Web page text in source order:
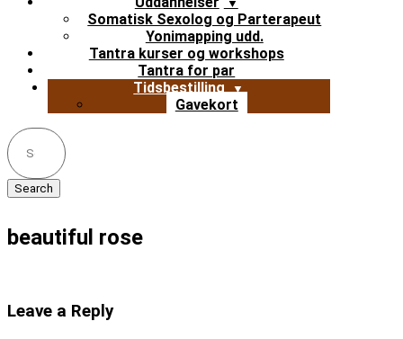
Somatisk Sexolog og Parterapeut
Yonimapping udd.
Tantra kurser og workshops
Tantra for par
Tidsbestilling
Gavekort
Search
for:
beautiful rose
Leave a Reply